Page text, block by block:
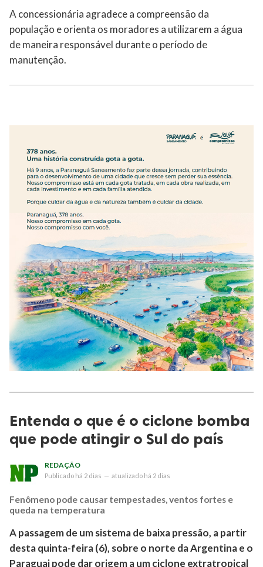
A concessionária agradece a compreensão da
população e orienta os moradores a utilizarem a água
de maneira responsável durante o período de
manutenção.
Entenda o que é o ciclone bomba
que pode atingir o Sul do país
REDAÇÃO
Publicado há 2 dias — atualizado há 2 dias
Fenômeno pode causar tempestades, ventos fortes e
queda na temperatura
A passagem de um sistema de baixa pressão, a partir
desta quinta-feira (6), sobre o norte da Argentina e o
Paraguai pode dar origem a um ciclone extratropical